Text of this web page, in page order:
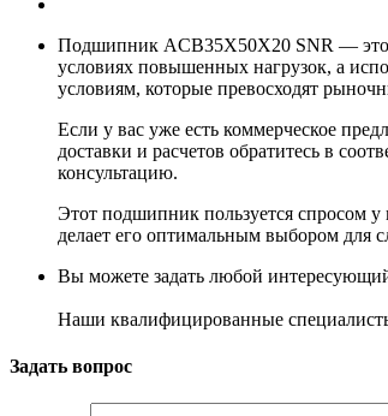
Подшипник ACB35X50X20 SNR — это
условиях повышенных нагрузок, а
условиям, которые превосходят
Если у вас уже есть коммерческое
доставки и расчетов обратитесь в
консультацию.
Этот подшипник пользуется спросом
делает его оптимальным выбором для
Вы можете задать любой
Наши квалифицированные
Задать вопрос